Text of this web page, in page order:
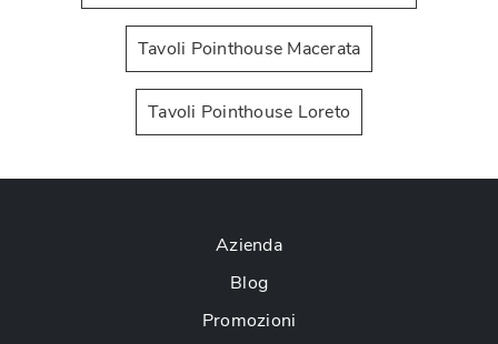
Tavoli Pointhouse Macerata
Tavoli Pointhouse Loreto
Azienda
Blog
Promozioni